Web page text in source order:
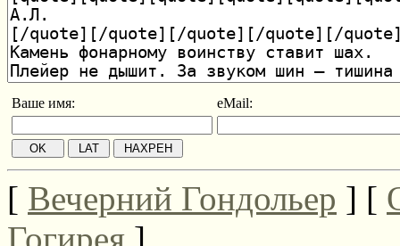
Ваше имя: eMail:
[ Вечерний Гондольер ] [